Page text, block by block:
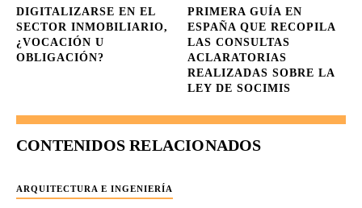
DIGITALIZARSE EN EL
SECTOR INMOBILIARIO,
¿VOCACIÓN U
OBLIGACIÓN?
PRIMERA GUÍA EN
ESPAÑA QUE RECOPILA
LAS CONSULTAS
ACLARATORIAS
REALIZADAS SOBRE LA
LEY DE SOCIMIS
CONTENIDOS RELACIONADOS
ARQUITECTURA E INGENIERÍA